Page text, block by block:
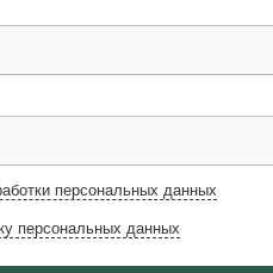
персональных данных
персональных данных